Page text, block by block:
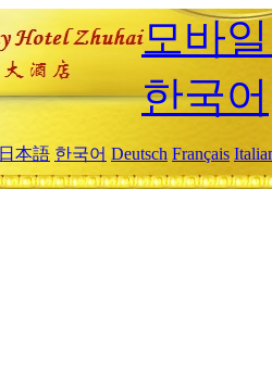
모바
한국어
日本語 한국어 Deutsch Français